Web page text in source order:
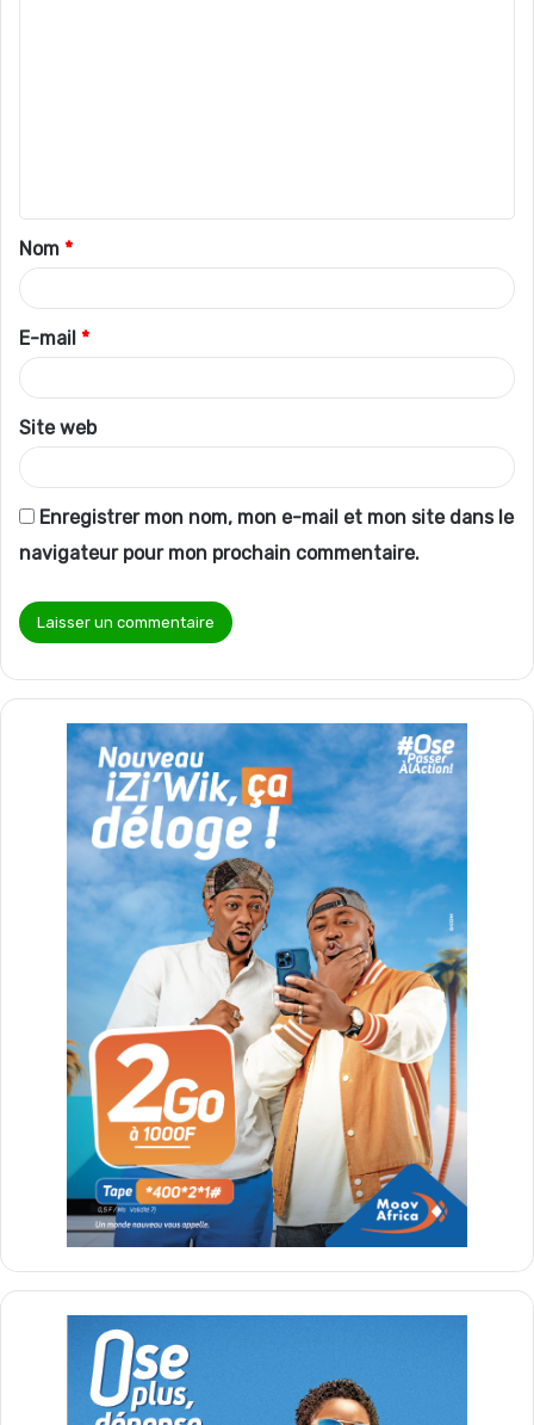
t
a
i
r
e
*
Nom *
E-mail *
Site web
Enregistrer mon nom, mon e-mail et mon site dans le
navigateur pour mon prochain commentaire.